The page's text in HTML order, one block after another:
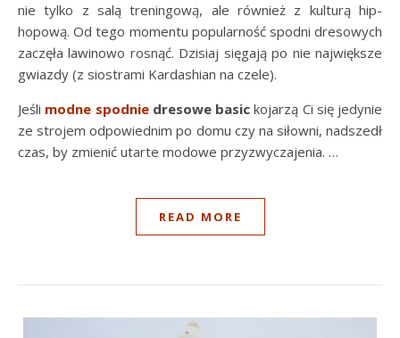
nie tylko z salą treningową, ale również z kulturą hip-
hopową. Od tego momentu popularność spodni dresowych
zaczęła lawinowo rosnąć. Dzisiaj sięgają po nie największe
gwiazdy (z siostrami Kardashian na czele).
Jeśli modne spodniedresowe basic kojarzą Ci się jedynie
ze strojem odpowiednim po domu czy na siłowni, nadszedł
czas, by zmienić utarte modowe przyzwyczajenia. …
READ MORE